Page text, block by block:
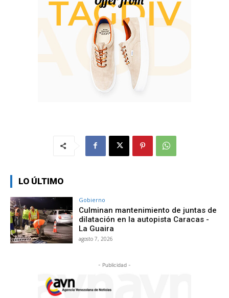
LO ÚLTIMO
Gobierno
Culminan mantenimiento de juntas de
dilatación en la autopista Caracas -
La Guaira
agosto 7, 2026
- Publicidad -